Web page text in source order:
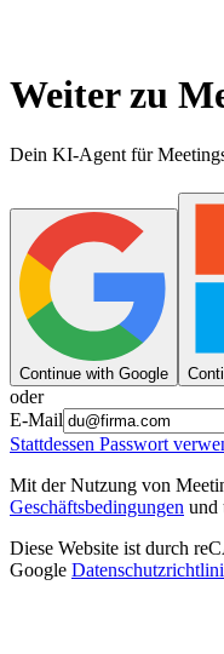
Weiter zu
Dein KI-Agent für
Continue with Google
oder
E-Mail
Stattdessen Passwort
Mit der Nutzung von
Geschäftsbedingungen und
Diese Website ist durch
Google